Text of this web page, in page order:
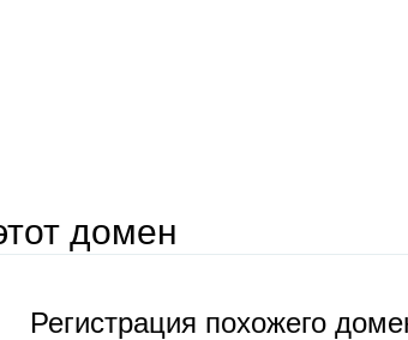
домен
Регистрация похожего